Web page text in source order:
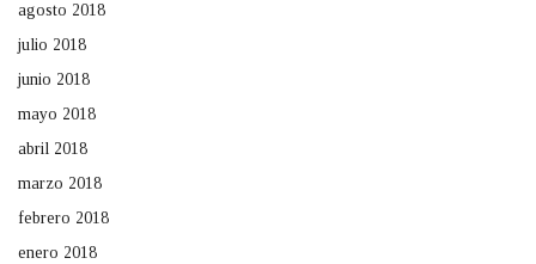
agosto 2018
julio 2018
junio 2018
mayo 2018
abril 2018
marzo 2018
febrero 2018
enero 2018